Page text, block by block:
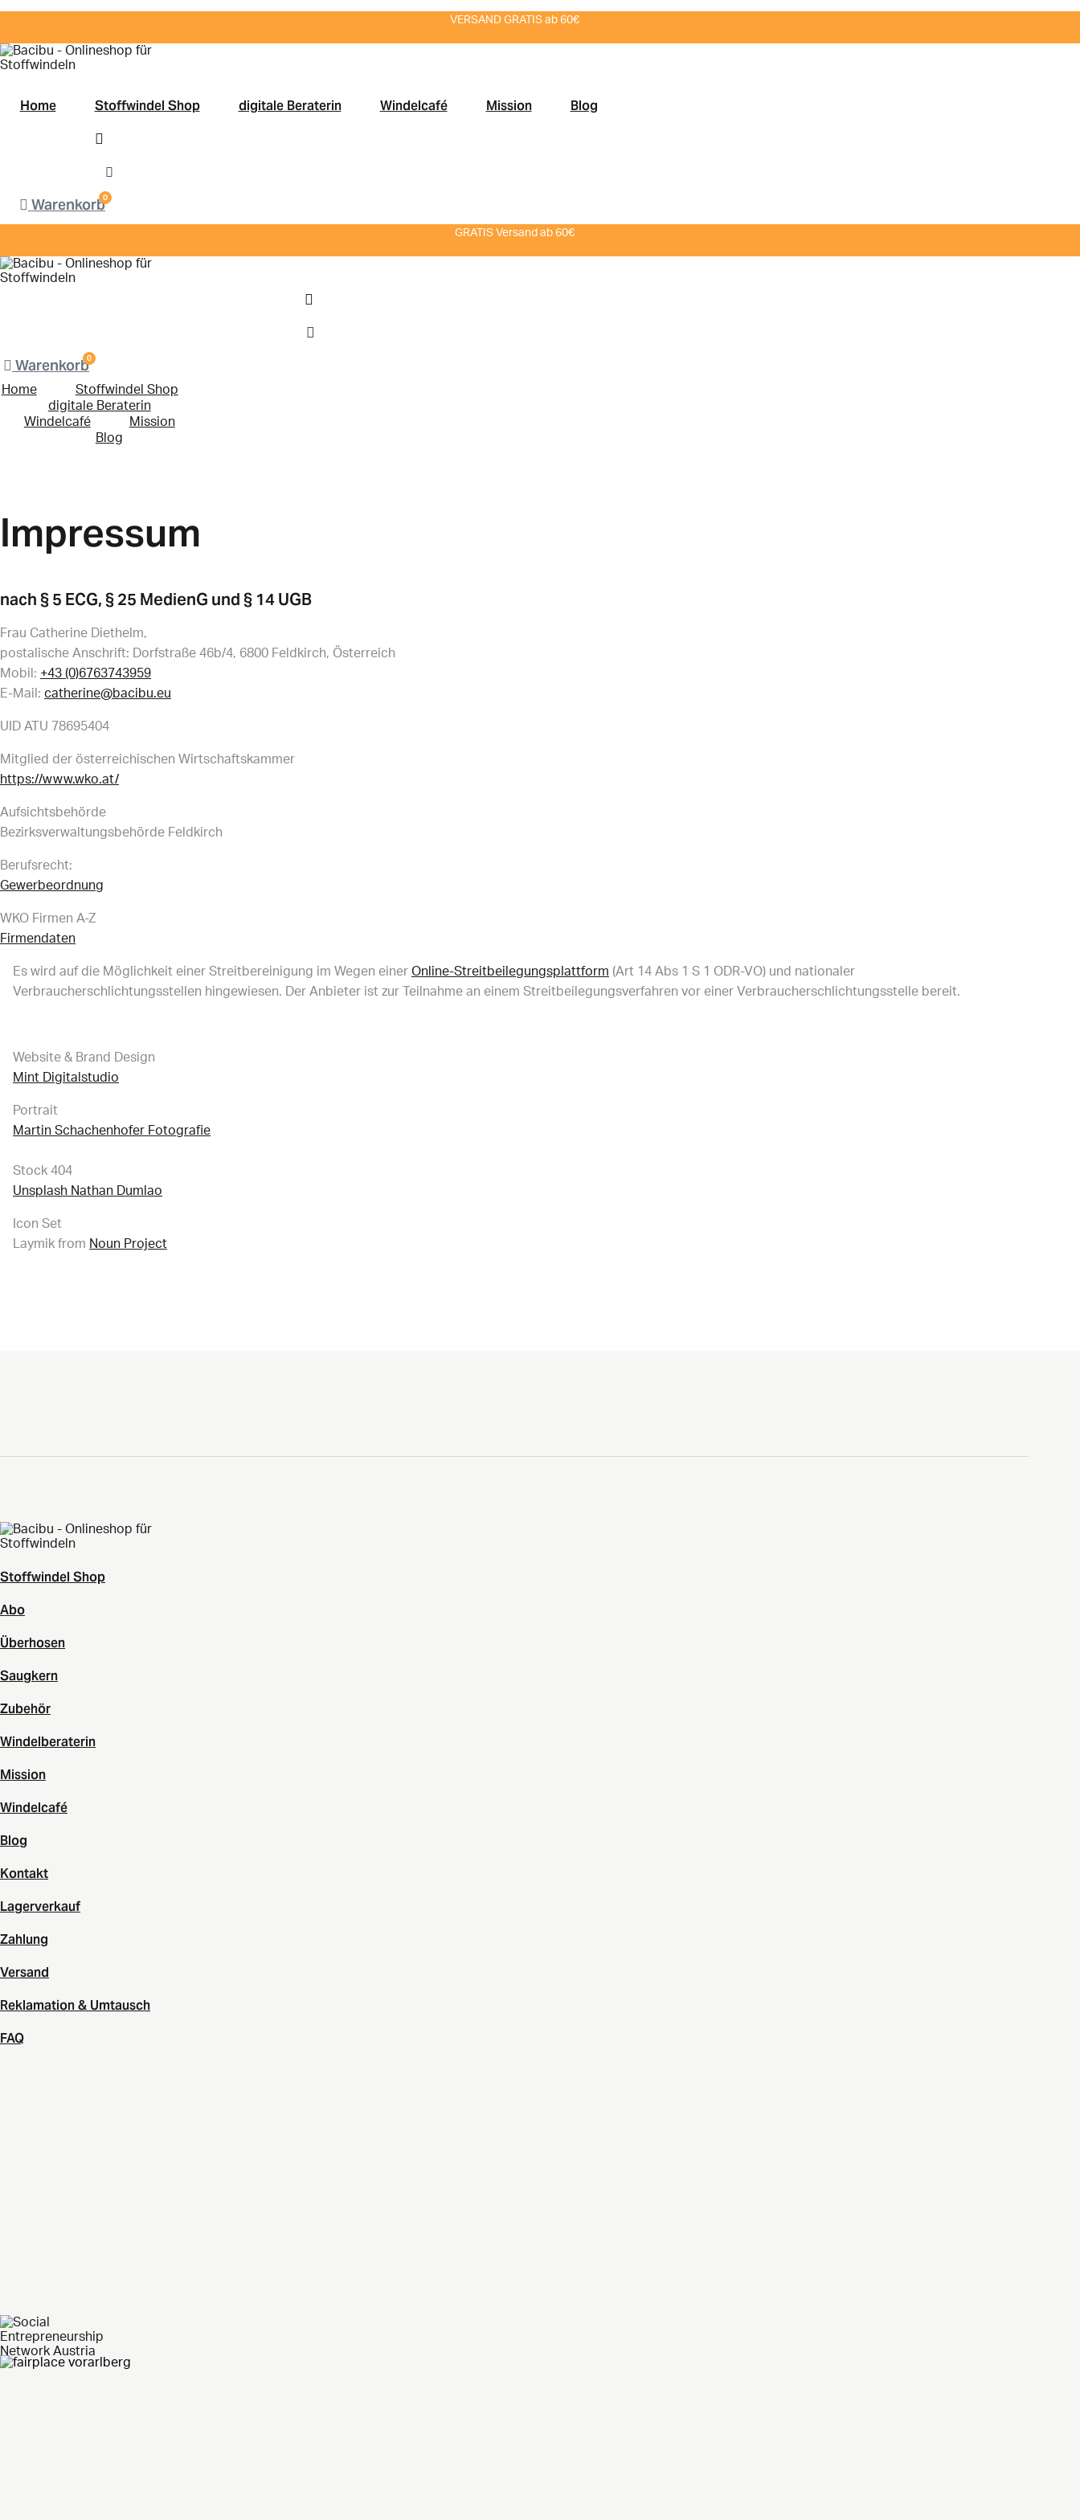
VERSAND GRATIS ab 60€
Home Stoffwindel Shop digitale Beraterin Windelcafé Mission Blog
0
Warenkorb
GRATIS Versand ab 60€
0
Warenkorb
Home
Stoffwindel Shop
digitale Beraterin
Windelcafé
Mission
Blog
Impressum
nach § 5 ECG, § 25 MedienG und § 14 UGB
Frau Catherine Diethelm,
postalische Anschrift: Dorfstraße 46b/4, 6800 Feldkirch, Österreich
Mobil: +43 (0)6763743959
E-Mail: catherine@bacibu.eu
UID ATU 78695404
Mitglied der österreichischen Wirtschaftskammer
https://www.wko.at/
Aufsichtsbehörde
Bezirksverwaltungsbehörde Feldkirch
Berufsrecht:
Gewerbeordnung
WKO Firmen A-Z
Firmendaten
Es wird auf die Möglichkeit einer Streitbereinigung im Wegen einer Online-Streitbeilegungsplattform (Art 14 Abs 1 S 1 ODR-VO) und nationaler
Verbraucherschlichtungsstellen hingewiesen. Der Anbieter ist zur Teilnahme an einem Streitbeilegungsverfahren vor einer Verbraucherschlichtungsstelle bereit.
Website & Brand Design
Mint Digitalstudio
Portrait
Martin Schachenhofer Fotografie
Stock 404
Unsplash Nathan Dumlao
Icon Set
Laymik from Noun Project
Stoffwindel Shop
Abo
Überhosen
Saugkern
Zubehör
Windelberaterin
Mission
Windelcafé
Blog
Kontakt
Lagerverkauf
Zahlung
Versand
Reklamation & Umtausch
FAQ